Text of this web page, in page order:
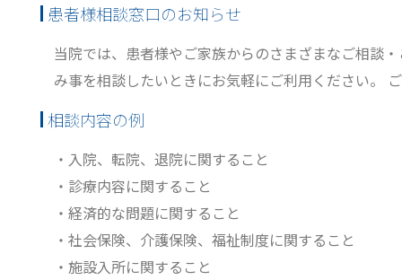
患者様相談窓口のお知らせ
当院では、患者様やご家族からのさまざまなご相談
み事を相談したいときにお気軽にご利用ください。
相談内容の例
・入院、転院、退院に関すること
・診療内容に関すること
・経済的な問題に関すること
・社会保険、介護保険、福祉制度に関すること
・施設入所に関すること